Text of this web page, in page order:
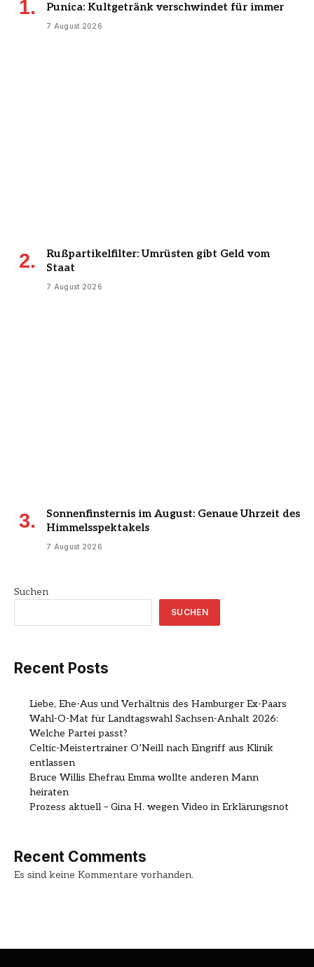
Punica: Kultgetränk verschwindet für immer
7 August 2026
Rußpartikelfilter: Umrüsten gibt Geld vom
Staat
7 August 2026
Sonnenfinsternis im August: Genaue Uhrzeit des
Himmelsspektakels
7 August 2026
Suchen
SUCHEN
Recent Posts
Liebe, Ehe-Aus und Verhältnis des Hamburger Ex-Paars
Wahl-O-Mat für Landtagswahl Sachsen-Anhalt 2026:
Welche Partei passt?
Celtic-Meistertrainer O’Neill nach Eingriff aus Klinik
entlassen
Bruce Willis Ehefrau Emma wollte anderen Mann
heiraten
Prozess aktuell – Gina H. wegen Video in Erklärungsnot
Recent Comments
Es sind keine Kommentare vorhanden.